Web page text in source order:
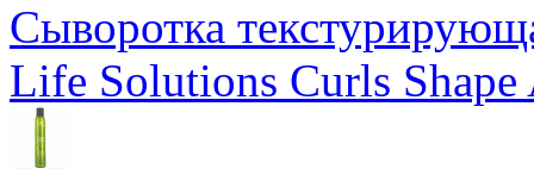
Сыворотка
Life Solutions Curls